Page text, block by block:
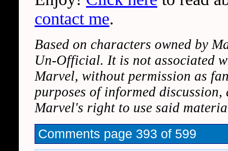
contact me.
Based on characters owned by
Un-Official. It is not associated
Marvel, without permission as
purposes of informed
Marvel's right to use said
Comments page 393 of 599